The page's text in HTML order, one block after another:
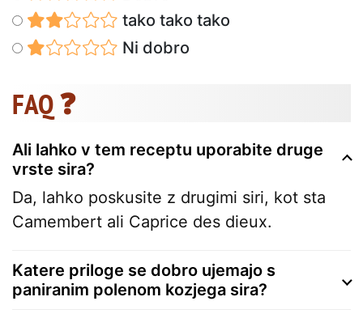
tako tako tako
Ni dobro
FAQ ❓
Ali lahko v tem receptu uporabite druge
vrste sira?
Da, lahko poskusite z drugimi siri, kot sta
Camembert ali Caprice des dieux.
Katere priloge se dobro ujemajo s
paniranim polenom kozjega sira?